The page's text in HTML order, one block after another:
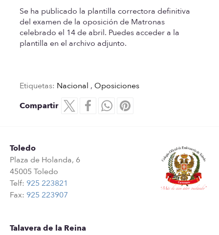
Se ha publicado la plantilla correctora definitiva
del examen de la oposición de Matronas
celebrado el 14 de abril. Puedes acceder a la
plantilla en el archivo adjunto.
Etiquetas: Nacional , Oposiciones
Compartir
Toledo
Plaza de Holanda, 6
45005 Toledo
Telf: 925 223821
Fax: 925 223907
Talavera de la Reina